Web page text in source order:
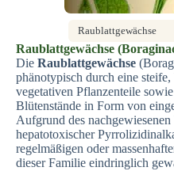
Raublattgewächse
Raublattgewächse
Die Raublattgewächse
phänotypisch durch eine
vegetativen Pflanzenteile
Blütenstände in Form von
Aufgrund des
hepatotoxischer
regelmäßigen oder
dieser Familie eindringlich